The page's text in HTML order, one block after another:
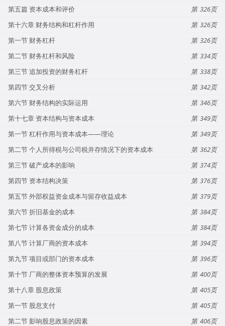
第五篇 资本成本和评价
326
第十六章 财务结构和杠杆作用
326
第一节 财务杠杆
326
第二节 财务杠杆和风险
334
第三节 追加投资的财务杠杆
338
第四节 交叉分析
342
第六节 财务结构的实际运用
346
第十七章 资本结构与资本成本
349
第一节 杠杆作用与资本成本——理论
349
第二节 个人所得税与公司税并存情况下的资本成本
362
第三节 破产成本的影响
374
第四节 资本结构决策
376
第五节 外部权益资金成本与留存收益成本
379
第六节 折旧基金的成本
384
第七节 计算各资金成分的成本
384
第八节 计算厂商的资本成本
394
第九节 项目或部门的资本成本
396
第十节 厂商的整体资本预算的发展
400
第十八章 股息政策
405
第一节 股息支付
405
第二节 影响股息政策的因素
406